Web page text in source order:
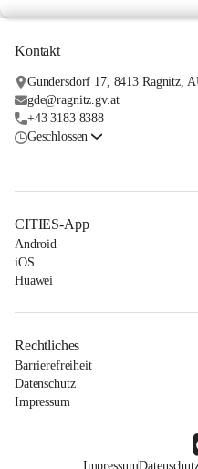
Kontakt
Gundersdorf 17, 8413 Ragnitz,
gde@ragnitz.gv.at
+43 3183 8388
Geschlossen
CITIES-App
Android
iOS
Huawei
Rechtliches
Barrierefreiheit
Datenschutz
Impressum
Impressum